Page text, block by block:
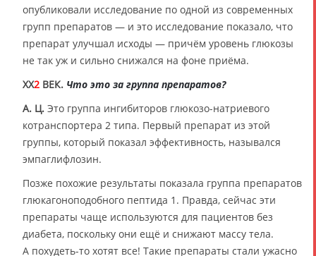
опубликовали исследование по одной из современных
групп препаратов — и это исследование показало, что
препарат улучшал исходы — причём уровень глюкозы
не так уж и сильно снижался на фоне приёма.
XX2 ВЕК. Что это за группа препаратов?
А. Ц. Это группа ингибиторов глюкозо-натриевого
котранспортера 2 типа. Первый препарат из этой
группы, который показал эффективность, назывался
эмпаглифлозин.
Позже похожие результаты показала группа препаратов
глюкагоноподобного пептида 1. Правда, сейчас эти
препараты чаще используются для пациентов без
диабета, поскольку они ещё и снижают массу тела.
А похудеть-то хотят все! Такие препараты стали ужасно